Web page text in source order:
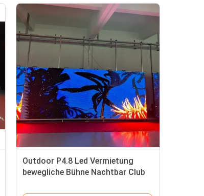
Outdoor P4.8 Led Vermietung
bewegliche Bühne Nachtbar Club